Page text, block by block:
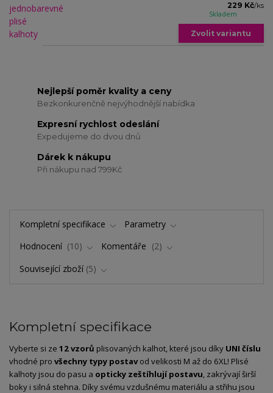
229 Kč/ks
Skladem
Zvolit variantu
Nejlepší poměr kvality a ceny
Bezkonkurenčně nejvýhodnější nabídka
Expresní rychlost odeslání
Expedujeme do dvou dnů
Dárek k nákupu
Při nákupu nad 799Kč
Kompletní specifikace
Parametry
Hodnocení
10 Komentáře
2
Související zboží 5
Kompletní specifikace
Vyberte si ze 12 vzorů plisovaných kalhot, které jsou díky UNI číslu
vhodné pro všechny typy postavod velikosti M až do 6XL! Plisé
kalhoty jsou do pasu a opticky zeštíhlují postavu, zakrývají širší
boky i silná stehna. Díky svému vzdušnému materiálu a střihu jsou